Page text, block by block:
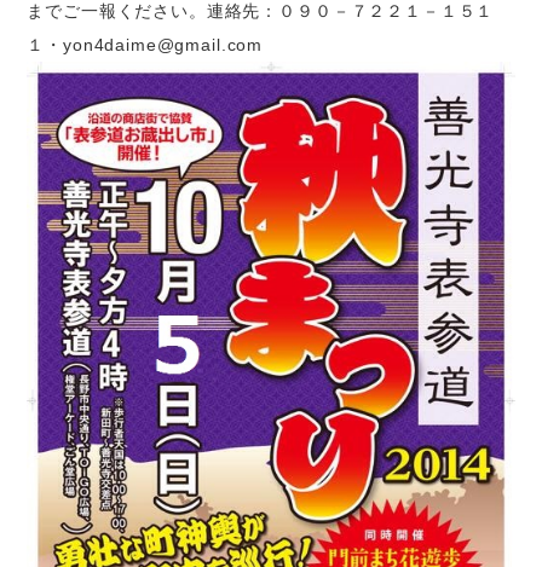
までご一報ください。連絡先：０９０－７２２１－１５１
１・yon4daime@gmail.com